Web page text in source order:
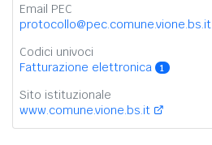
Email PEC
protocollo@pec.comune.vione.bs.it
Codici univoci
Fatturazione elettronica
1
Sito istituzionale
www.comune.vione.bs.it